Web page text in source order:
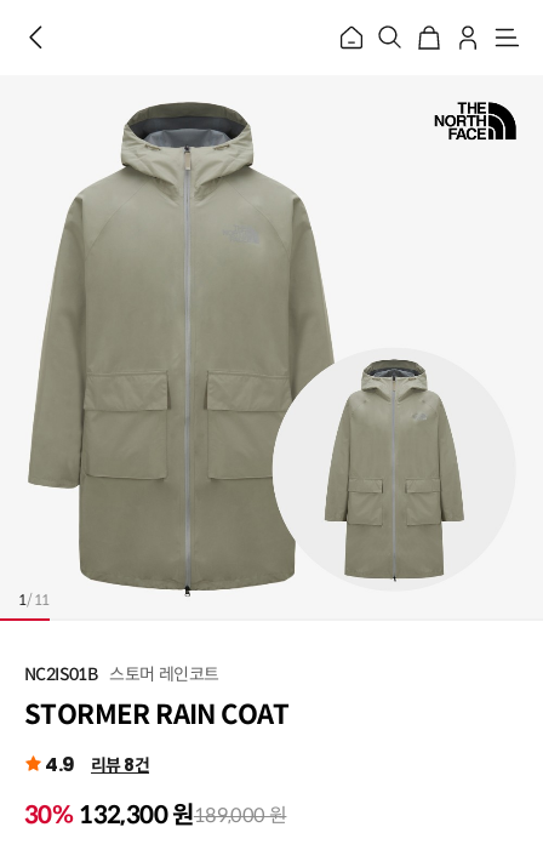
홈
메
1/11
NC2IS01B 스토머 레인코트
STORMER RAIN COAT
4.9 리뷰 8건
30% 132,300 원189,000 원